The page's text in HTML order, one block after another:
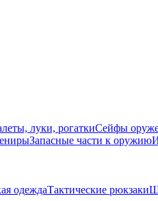
луки, рогаткиСейфы
Запасные части к оружию
одеждаТактические рюкзаки